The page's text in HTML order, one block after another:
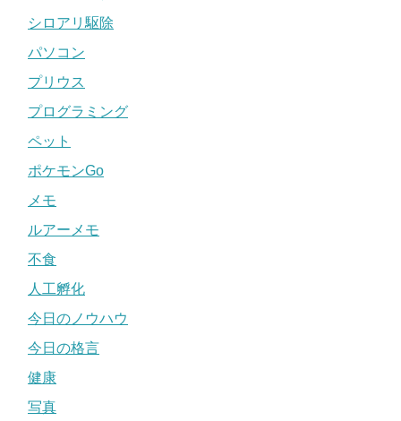
シロアリ駆除
パソコン
プリウス
プログラミング
ペット
ポケモンGo
メモ
ルアーメモ
不食
人工孵化
今日のノウハウ
今日の格言
健康
写真